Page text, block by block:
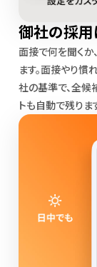
御社の採用
面接で何を聞くか
ます。面接やり慣
社の基準で、全候
トも自動で残りま